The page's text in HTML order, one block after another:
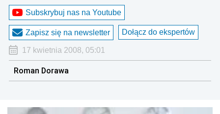
Subskrybuj nas na Youtube
Zapisz się na newsletter Dołącz do ekspertów
17 kwietnia 2008, 05:01
Roman Dorawa